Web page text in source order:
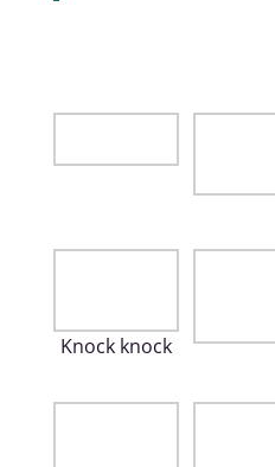
Knock knock